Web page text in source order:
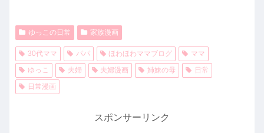
ゆっこの日常 家族漫画
30代ママ パパ ほわほわママブログ
ママ
ゆっこ
夫婦 夫婦漫画 姉妹の母
日常
日常漫画
スポンサーリンク